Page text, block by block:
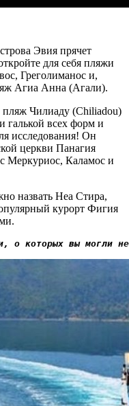
Эвия прячет
для себя пляжи
Греголиманос и,
Агиа Анна (Агали).
Чилиаду (Chiliadou)
галькой всех форм и
исследования! Он
церкви Панагия
Меркуриос, Каламос и
назвать Неа Стира,
курорт Фигия
о которых вы могли